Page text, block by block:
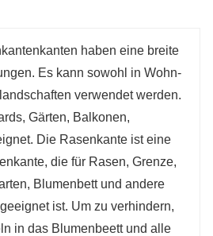
sich mit Fäulnis, Rost
wodurch die
und das Sparen von Zeit
werden. Die Installation ist
und flexiblen Designs
Handhabung und das
für diejenigen mit
-Fähigkeiten und die
haben eine breite
Es kann sowohl in Wohn-
verwendet werden.
Gärten, Balkonen,
Die Rasenkante ist eine
die für Rasen, Grenze,
Blumenbett und andere
ist. Um zu verhindern,
in das Blumenbeett und alle